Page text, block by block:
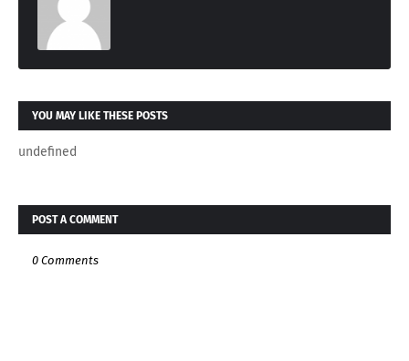
YOU MAY LIKE THESE POSTS
undefined
POST A COMMENT
0 Comments